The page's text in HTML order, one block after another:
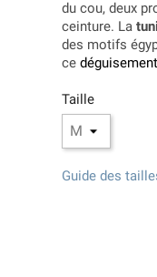
du cou, deux
ceinture. La
des motifs
ce
Taille
Guide des